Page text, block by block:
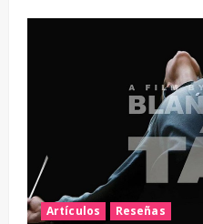
Artículos Reseñas